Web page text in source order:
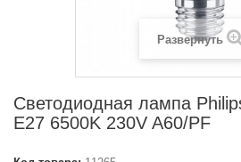
Развернуть
Светодиодная лампа
E27 6500K 230V A60/PF